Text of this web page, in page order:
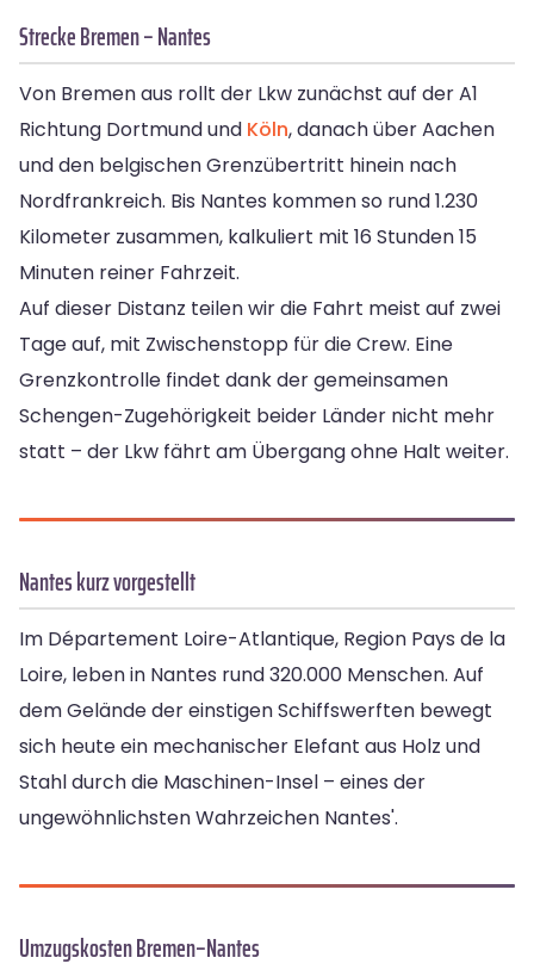
Strecke Bremen – Nantes
Von Bremen aus rollt der Lkw zunächst auf der A1
Richtung Dortmund und Köln, danach über Aachen
und den belgischen Grenzübertritt hinein nach
Nordfrankreich. Bis Nantes kommen so rund 1.230
Kilometer zusammen, kalkuliert mit 16 Stunden 15
Minuten reiner Fahrzeit.
Auf dieser Distanz teilen wir die Fahrt meist auf zwei
Tage auf, mit Zwischenstopp für die Crew. Eine
Grenzkontrolle findet dank der gemeinsamen
Schengen-Zugehörigkeit beider Länder nicht mehr
statt – der Lkw fährt am Übergang ohne Halt weiter.
Nantes kurz vorgestellt
Im Département Loire-Atlantique, Region Pays de la
Loire, leben in Nantes rund 320.000 Menschen. Auf
dem Gelände der einstigen Schiffswerften bewegt
sich heute ein mechanischer Elefant aus Holz und
Stahl durch die Maschinen-Insel – eines der
ungewöhnlichsten Wahrzeichen Nantes'.
Umzugskosten Bremen–Nantes